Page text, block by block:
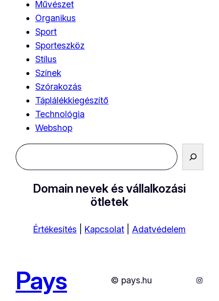
Művészet
Organikus
Sport
Sporteszköz
Stílus
Színek
Szórakozás
Táplálékkiegészítő
Technológia
Webshop
Keresés
Domain nevek és vállalkozási
ötletek
Értékesítés Kapcsolat Adatvédelem
Pays © pays.hu